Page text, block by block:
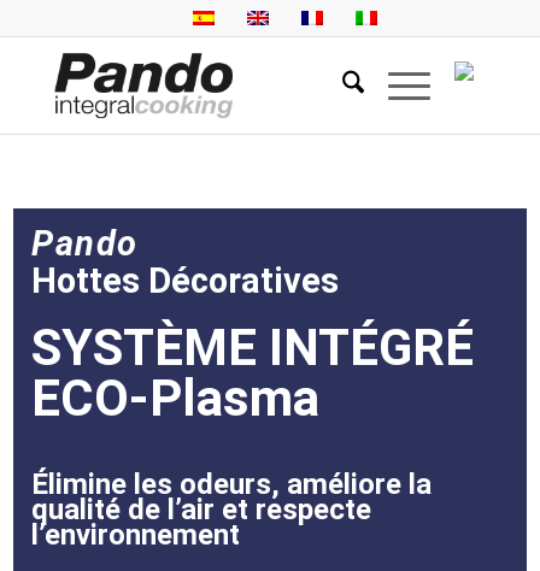
Pando
Hottes Décoratives
SYSTÈME INTÉGRÉ
ECO-Plasma
Élimine les odeurs, améliore la
qualité de l’air et respecte
l’environnement